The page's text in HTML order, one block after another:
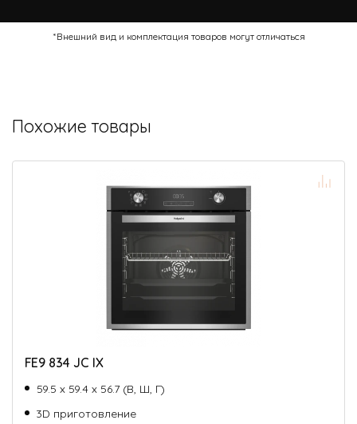
*Внешний вид и комплектация товаров могут отличаться
Похожие товары
FE9 834 JC IX
59.5 х 59.4 х 56.7 (В, Ш, Г)
3D приготовление